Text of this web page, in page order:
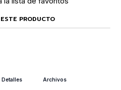
PRODUCTO
Detalles Archivos